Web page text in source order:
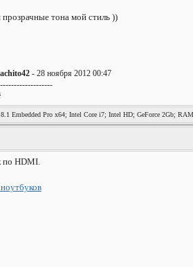
тона мой стиль ))
- 28 ноября 2012 00:47
Embedded Pro x64; Intel Core i7; Intel HD; GeForce 2Gb;
по HDMI.